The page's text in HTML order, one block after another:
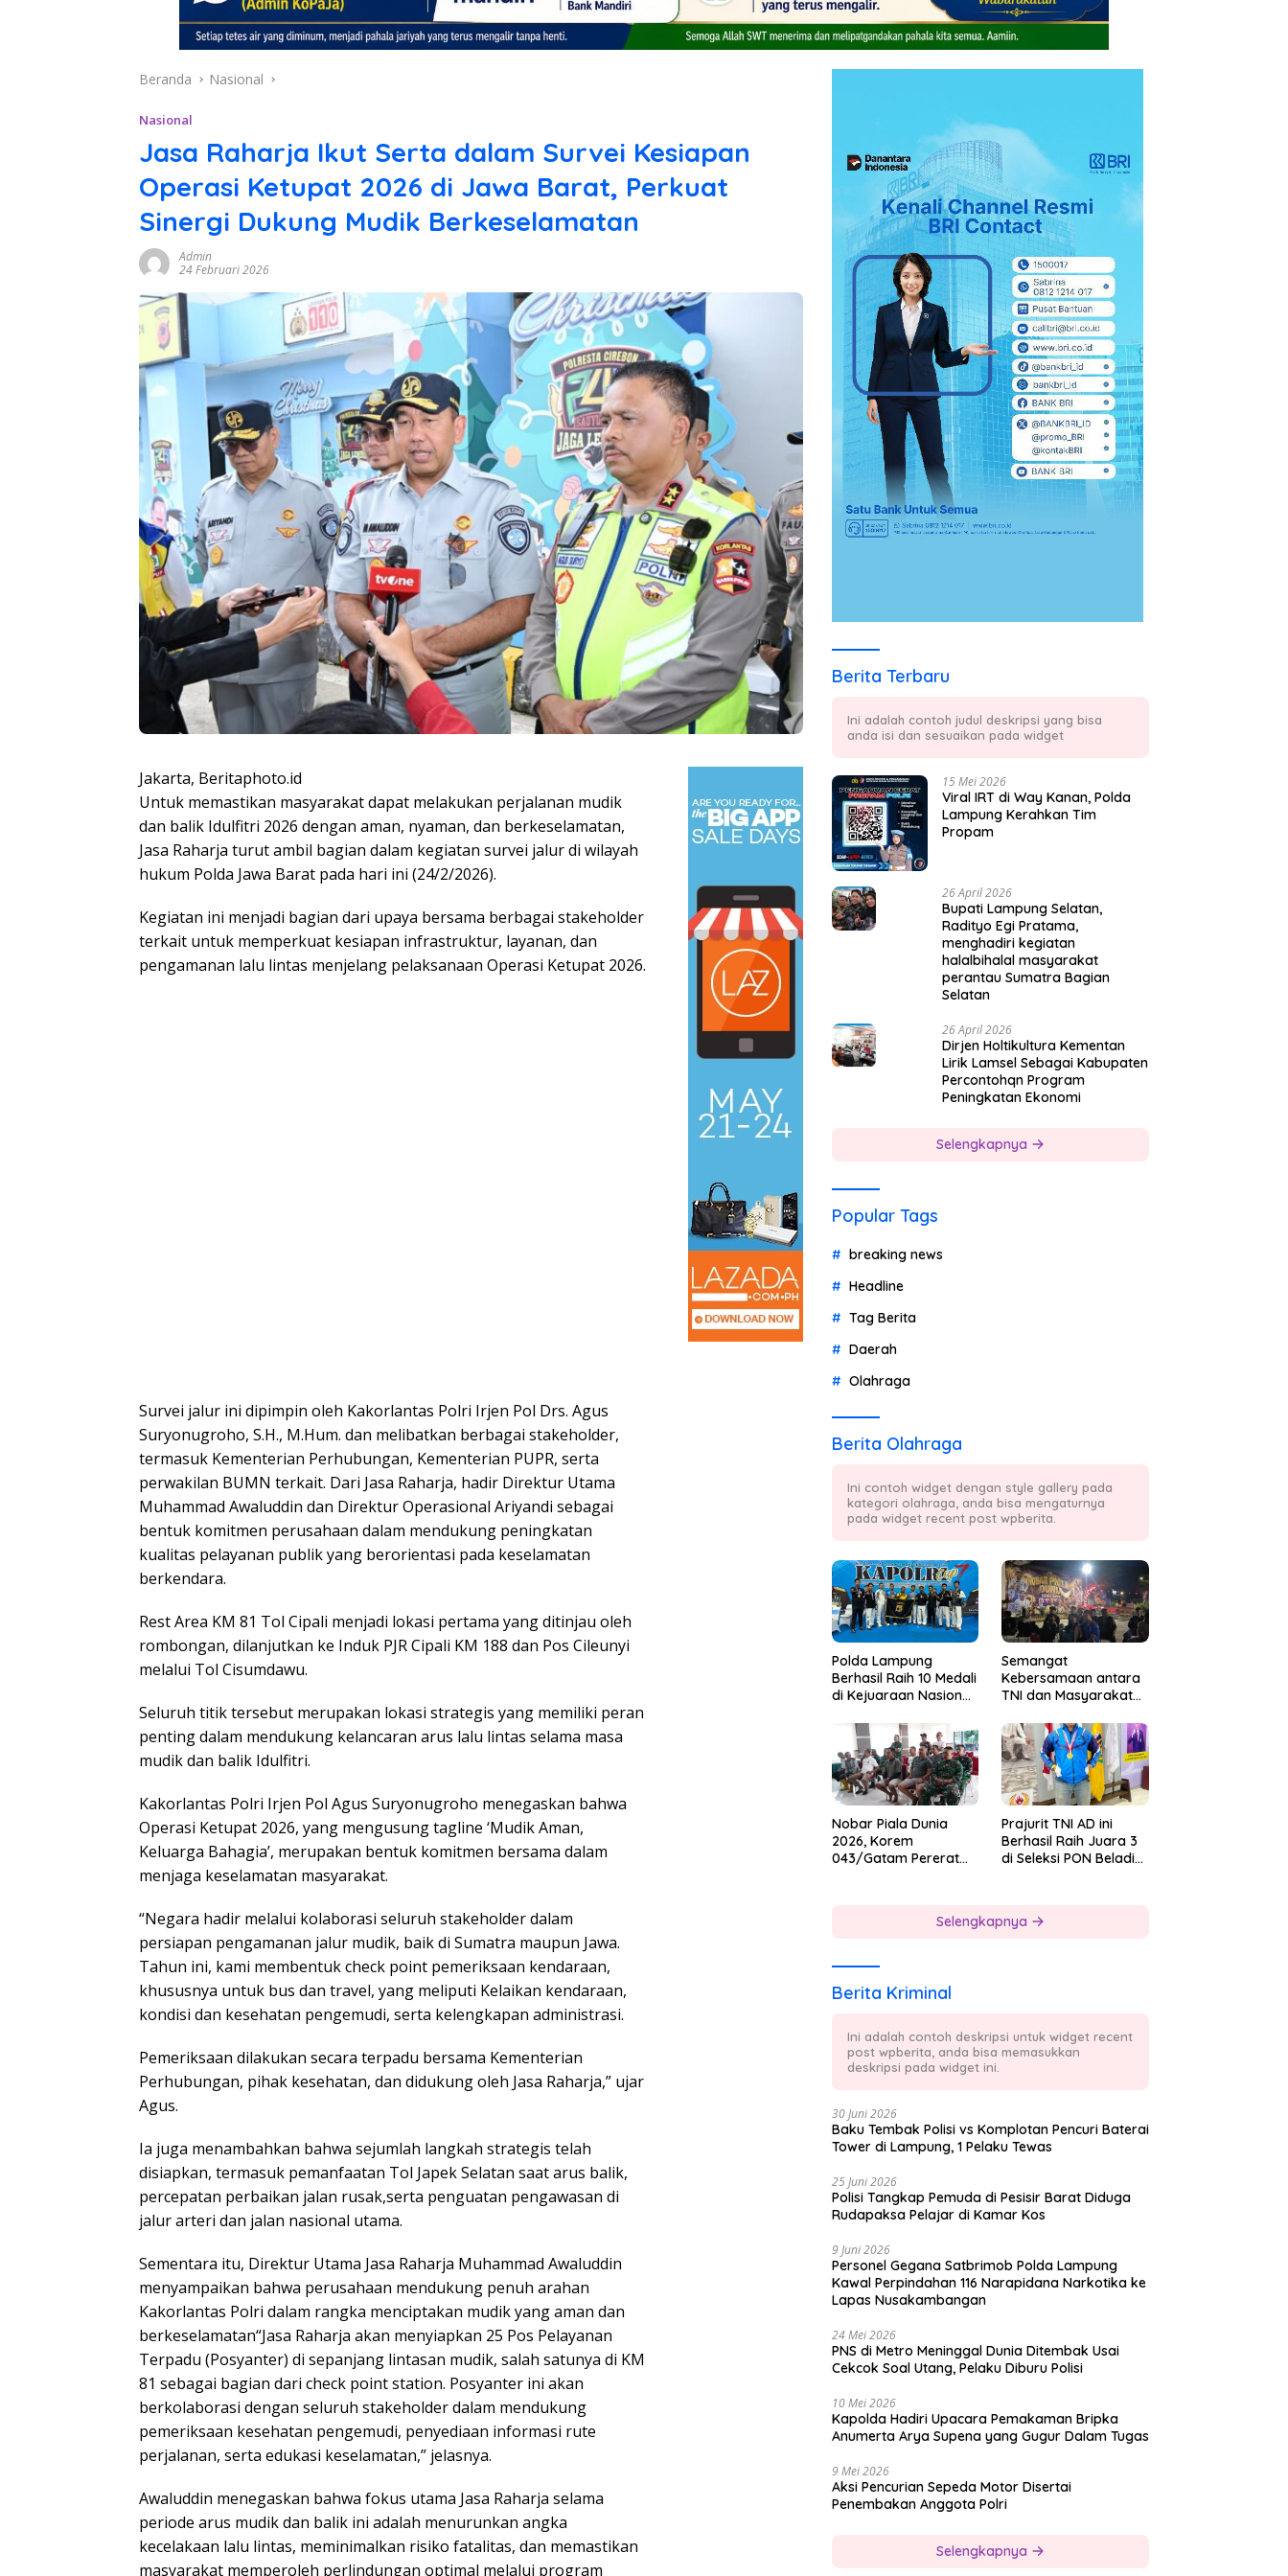
Beranda Nasional
Nasional
Jasa Raharja Ikut Serta dalam Survei Kesiapan
Operasi Ketupat 2026 di Jawa Barat, Perkuat
Sinergi Dukung Mudik Berkeselamatan
Admin
24 Februari 2026
Jakarta, Beritaphoto.id
Untuk memastikan masyarakat dapat melakukan perjalanan mudik
dan balik Idulfitri 2026 dengan aman, nyaman, dan berkeselamatan,
Jasa Raharja turut ambil bagian dalam kegiatan survei jalur di wilayah
hukum Polda Jawa Barat pada hari ini (24/2/2026).
Kegiatan ini menjadi bagian dari upaya bersama berbagai stakeholder
terkait untuk memperkuat kesiapan infrastruktur, layanan, dan
pengamanan lalu lintas menjelang pelaksanaan Operasi Ketupat 2026.
Survei jalur ini dipimpin oleh Kakorlantas Polri Irjen Pol Drs. Agus
Suryonugroho, S.H., M.Hum. dan melibatkan berbagai stakeholder,
termasuk Kementerian Perhubungan, Kementerian PUPR, serta
perwakilan BUMN terkait. Dari Jasa Raharja, hadir Direktur Utama
Muhammad Awaluddin dan Direktur Operasional Ariyandi sebagai
bentuk komitmen perusahaan dalam mendukung peningkatan
kualitas pelayanan publik yang berorientasi pada keselamatan
berkendara.
Rest Area KM 81 Tol Cipali menjadi lokasi pertama yang ditinjau oleh
rombongan, dilanjutkan ke Induk PJR Cipali KM 188 dan Pos Cileunyi
melalui Tol Cisumdawu.
Seluruh titik tersebut merupakan lokasi strategis yang memiliki peran
penting dalam mendukung kelancaran arus lalu lintas selama masa
mudik dan balik Idulfitri.
Kakorlantas Polri Irjen Pol Agus Suryonugroho menegaskan bahwa
Operasi Ketupat 2026, yang mengusung tagline ‘Mudik Aman,
Keluarga Bahagia’, merupakan bentuk komitmen bersama dalam
menjaga keselamatan masyarakat.
“Negara hadir melalui kolaborasi seluruh stakeholder dalam
persiapan pengamanan jalur mudik, baik di Sumatra maupun Jawa.
Tahun ini, kami membentuk check point pemeriksaan kendaraan,
khususnya untuk bus dan travel, yang meliputi Kelaikan kendaraan,
kondisi dan kesehatan pengemudi, serta kelengkapan administrasi.
Pemeriksaan dilakukan secara terpadu bersama Kementerian
Perhubungan, pihak kesehatan, dan didukung oleh Jasa Raharja,” ujar
Agus.
Ia juga menambahkan bahwa sejumlah langkah strategis telah
disiapkan, termasuk pemanfaatan Tol Japek Selatan saat arus balik,
percepatan perbaikan jalan rusak,serta penguatan pengawasan di
jalur arteri dan jalan nasional utama.
Sementara itu, Direktur Utama Jasa Raharja Muhammad Awaluddin
menyampaikan bahwa perusahaan mendukung penuh arahan
Kakorlantas Polri dalam rangka menciptakan mudik yang aman dan
berkeselamatan“Jasa Raharja akan menyiapkan 25 Pos Pelayanan
Terpadu (Posyanter) di sepanjang lintasan mudik, salah satunya di KM
81 sebagai bagian dari check point station. Posyanter ini akan
berkolaborasi dengan seluruh stakeholder dalam mendukung
pemeriksaan kesehatan pengemudi, penyediaan informasi rute
perjalanan, serta edukasi keselamatan,” jelasnya.
Awaluddin menegaskan bahwa fokus utama Jasa Raharja selama
periode arus mudik dan balik ini adalah menurunkan angka
kecelakaan lalu lintas, meminimalkan risiko fatalitas, dan memastikan
masyarakat memperoleh perlindungan optimal melalui program
Berita Terbaru
Ini adalah contoh judul deskripsi yang bisa
anda isi dan sesuaikan pada widget
15 Mei 2026
Viral IRT di Way Kanan, Polda
Lampung Kerahkan Tim
Propam
26 April 2026
Bupati Lampung Selatan,
Radityo Egi Pratama,
menghadiri kegiatan
halalbihalal masyarakat
perantau Sumatra Bagian
Selatan
26 April 2026
Dirjen Holtikultura Kementan
Lirik Lamsel Sebagai Kabupaten
Percontohqn Program
Peningkatan Ekonomi
Selengkapnya
Popular Tags
breaking news
Headline
Tag Berita
Daerah
Olahraga
Berita Olahraga
Ini contoh widget dengan style gallery pada
kategori olahraga, anda bisa mengaturnya
pada widget recent post wpberita.
Polda Lampung
Berhasil Raih 10 Medali
di Kejuaraan Nasional
Cup 7
Semangat
Kebersamaan antara
TNI dan Masyarakat
Nobar Piala Dunia
2026, Korem
043/Gatam Pererat
Prajurit TNI AD ini
Berhasil Raih Juara 3
di Seleksi PON Beladiri
Selengkapnya
Berita Kriminal
Ini adalah contoh deskripsi untuk widget recent
post wpberita, anda bisa memasukkan
deskripsi pada widget ini.
30 Juni 2026
Baku Tembak Polisi vs Komplotan Pencuri Baterai
Tower di Lampung, 1 Pelaku Tewas
25 Juni 2026
Polisi Tangkap Pemuda di Pesisir Barat Diduga
Rudapaksa Pelajar di Kamar Kos
9 Juni 2026
Personel Gegana Satbrimob Polda Lampung
Kawal Perpindahan 116 Narapidana Narkotika ke
Lapas Nusakambangan
24 Mei 2026
PNS di Metro Meninggal Dunia Ditembak Usai
Cekcok Soal Utang, Pelaku Diburu Polisi
10 Mei 2026
Kapolda Hadiri Upacara Pemakaman Bripka
Anumerta Arya Supena yang Gugur Dalam Tugas
9 Mei 2026
Aksi Pencurian Sepeda Motor Disertai
Penembakan Anggota Polri
Selengkapnya